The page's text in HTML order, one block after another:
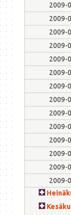
2009-
2009-
2009-
2009-
2009-
2009-
2009-
2009-
2009-
2009-
2009-
2009-
2009-
2009-